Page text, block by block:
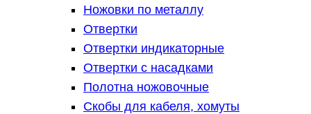
Ножовки по металлу
Отвертки
Отвертки индикаторные
Отвертки с насадками
Полотна ножовочные
Скобы для кабеля, хомуты